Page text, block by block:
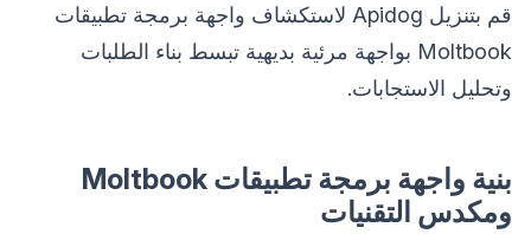
قم بتنزيل Apidog لاستكشاف واجهة برمجة تطبيقات
Moltbook بواجهة مرئية بديهية تبسط بناء الطلبات
وتحليل الاستجابات.
بنية واجهة برمجة تطبيقات Moltbook
ومكدس التقنيات